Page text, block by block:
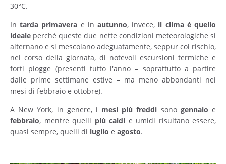
30°C.
Intarda primavera e inautunno, invece, il clima è quello
ideale perché queste due nette condizioni meteorologiche si
alternano e si mescolano adeguatamente, seppur col rischio,
nel corso della giornata, di notevoli escursioni termiche e
forti piogge (presenti tutto l'anno – soprattutto a partire
dalle prime settimane estive – ma meno abbondanti nei
mesi di febbraio e ottobre).
A New York, in genere, i mesi più freddi sono gennaio e
febbraio, mentre quelli più caldi e umidi risultano essere,
quasi sempre, quelli di luglio e agosto.